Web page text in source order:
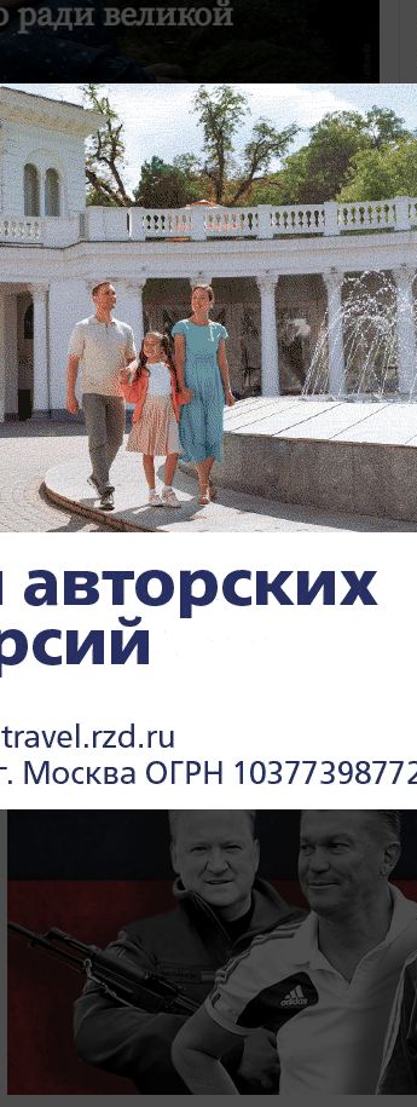
ради великой
—
Тест: Стыдно не узнать эти 8
машин из советских фильмов!
Сможете назвать хотя бы
половину?